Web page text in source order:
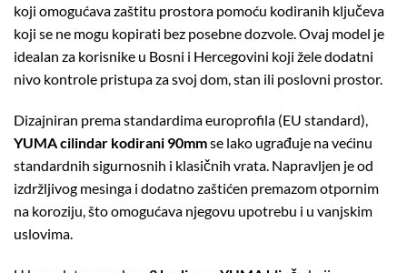
koji omogućava zaštitu prostora pomoću kodiranih ključeva
koji se ne mogu kopirati bez posebne dozvole. Ovaj model je
idealan za korisnike u Bosni i Hercegovini koji žele dodatni
nivo kontrole pristupa za svoj dom, stan ili poslovni prostor.
Dizajniran prema standardima europrofila (EU standard),
YUMA cilindar kodirani 90mmse lako ugrađuje na većinu
standardnih sigurnosnih i klasičnih vrata. Napravljen je od
izdržljivog mesinga i dodatno zaštićen premazom otpornim
na koroziju, što omogućava njegovu upotrebu i u vanjskim
uslovima.